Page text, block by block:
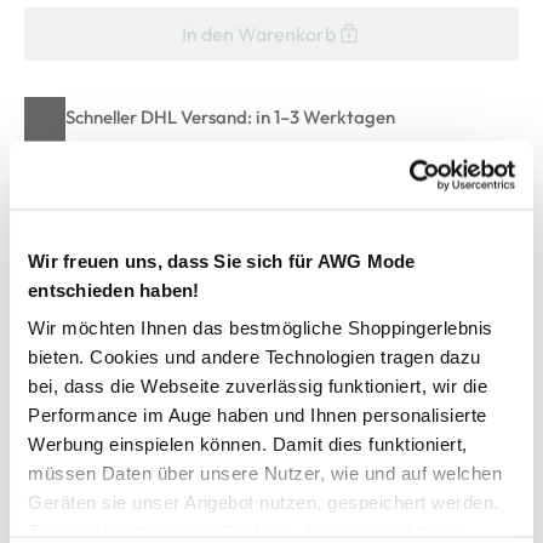
Wir freuen uns, dass Sie sich für AWG Mode
entschieden haben!
Wir möchten Ihnen das bestmögliche Shoppingerlebnis
bieten. Cookies und andere Technologien tragen dazu
bei, dass die Webseite zuverlässig funktioniert, wir die
Performance im Auge haben und Ihnen personalisierte
Werbung einspielen können. Damit dies funktioniert,
müssen Daten über unsere Nutzer, wie und auf welchen
Geräten sie unser Angebot nutzen, gespeichert werden.
In den Warenkorb
Schneller DHL Versand: in 1–3 Werktagen
Kostenfreie Rücksendung innerhalb 14 Tage
Zur Wunschliste hinzufügen
Herren T-Shirt mit lustigen Sprüchen
cooles T-Shirt von Worker
runder Ausschnitt und kurze Ärmel